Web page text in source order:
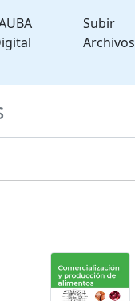
Subir
Archivos